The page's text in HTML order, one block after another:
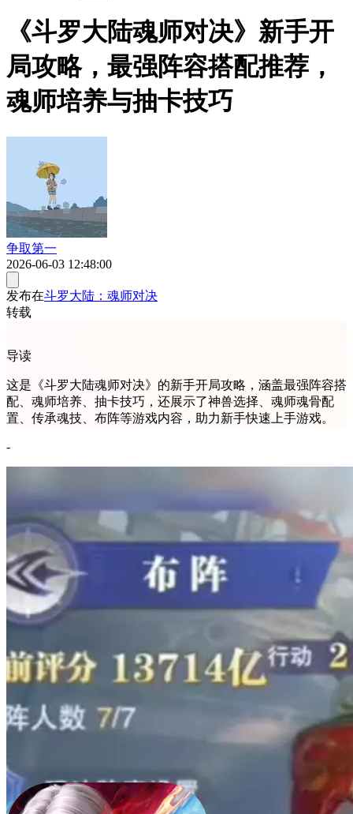
《斗罗大陆魂师对决》新手开
局攻略，最强阵容搭配推荐，
魂师培养与抽卡技巧
争取第一
2026-06-03 12:48:00
发布在斗罗大陆：魂师对决
转载
导读
这是《斗罗大陆魂师对决》的新手开局攻略，涵盖最强阵容搭
配、魂师培养、抽卡技巧，还展示了神兽选择、魂师魂骨配
置、传承魂技、布阵等游戏内容，助力新手快速上手游戏。
-